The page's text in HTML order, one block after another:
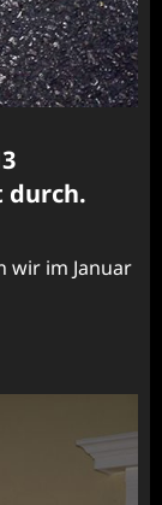
wir im Januar